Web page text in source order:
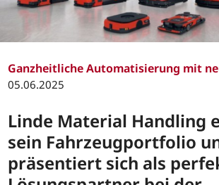
Ganzheitliche Automatisierung mit
05.06.2025
Linde Material Handling
sein Fahrzeugportfolio
präsentiert sich als